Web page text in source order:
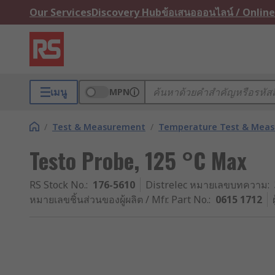
Our ServicesDiscovery Hubข้อเสนอออนไลน์ /
เมนู MPN
/ Test & Measurement / Temperature Test &
Testo Probe, 125 °C Max
RS Stock No.: 176-5610 Distrelec หมายเลขบทความ:
หมายเลขชิ้นส่วนของผู้ผลิต / Mfr. Part No.: 0615 1712